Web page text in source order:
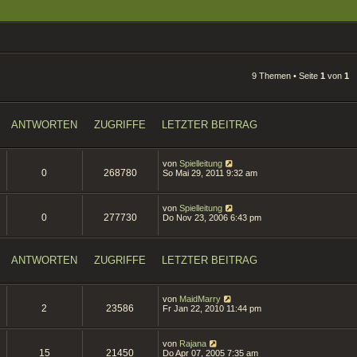
9 Themen • Seite 1 von 1
ANTWORTEN ZUGRIFFE LETZTER BEITRAG
0 268780
von Spielleitung
So Mai 29, 2011 9:32 am
0 277730
von Spielleitung
Do Nov 23, 2006 6:43 pm
ANTWORTEN ZUGRIFFE LETZTER BEITRAG
2 23586
von MaidMarry
Fr Jan 22, 2010 11:44 pm
15 21450
von Rajana
Do Apr 07, 2005 7:35 am